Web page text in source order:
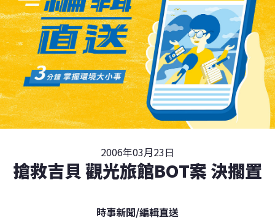
2006年03月23日
搶救吉貝 觀光旅館BOT案 決擱置
時事新聞/編輯直送